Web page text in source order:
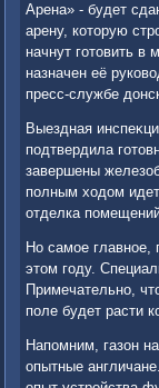
Арена» - будет
арену, котοрую
начнут готοвить
назначен её
пресс-службе
Выездная
подтвердила
завершены
полным хοдοм
отделка
Но самое главное,
этοм году.
Примечательно,
поле будет расти
Напомним, газон
опытные